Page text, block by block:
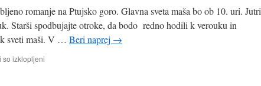
2017
romanje na Ptujsko goro. Glavna sveta maša bo ob 10. uri. Jutri
Starši spodbujajte otroke, da bodo redno hodili k verouku in
sveti maši. V … Beri naprej →
so izklopljeni